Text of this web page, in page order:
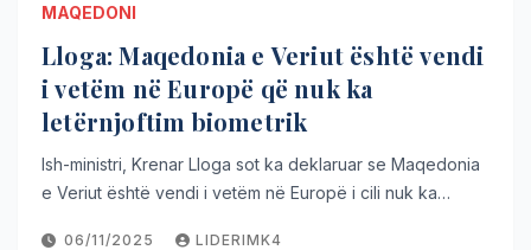
MAQEDONI
Lloga: Maqedonia e Veriut është vendi
i vetëm në Europë që nuk ka
letërnjoftim biometrik
Ish-ministri, Krenar Lloga sot ka deklaruar se Maqedonia
e Veriut është vendi i vetëm në Europë i cili nuk ka…
06/11/2025 LIDERIMK4